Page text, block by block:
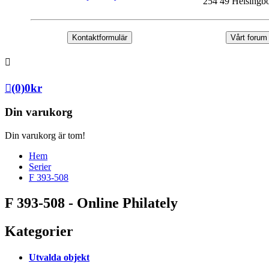
Kontaktformulär Vårt forum
(0)0kr
Din varukorg
Din varukorg är tom!
Hem
Serier
F 393-508
F 393-508 - Online Philately
Kategorier
Utvalda objekt